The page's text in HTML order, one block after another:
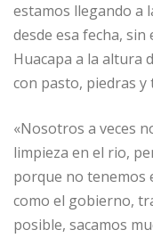
estamos llegando a
desde esa fecha,
Huacapa a la altura
con pasto, piedras y
«Nosotros a veces
limpieza en el rio,
porque no tenemos
como el gobierno,
posible, sacamos